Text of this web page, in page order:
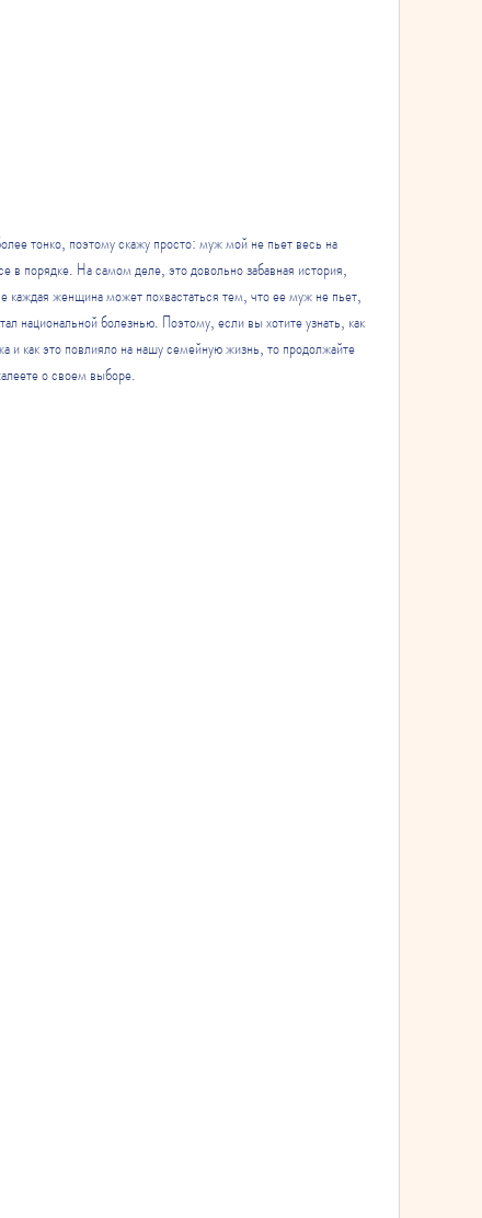
тонко, поэтому скажу просто: муж мой не пьет весь на
в порядке. На самом деле, это довольно забавная история,
каждая женщина может похвастаться тем, что ее муж не пьет,
национальной болезнью. Поэтому, если вы хотите узнать, как
и как это повлияло на нашу семейную жизнь, то продолжайте
о своем выборе.